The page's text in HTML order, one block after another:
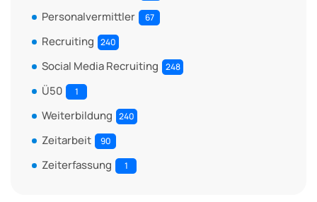
Personalvermittler 67
Recruiting 240
Social Media Recruiting 248
Ü50 1
Weiterbildung 240
Zeitarbeit 90
Zeiterfassung 1